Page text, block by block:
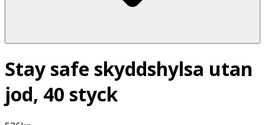
Stay safe skyddshylsa utan
jod, 40 styck